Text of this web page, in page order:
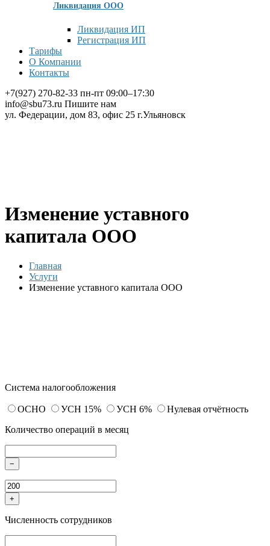
Ликвидация ООО
Ликвидация ИП
Регистрация ИП
Тарифы
О Компании
Контакты
+7(927) 270-82-33 пн-пт 09:00–17:30
info@sbu73.ru Пишите нам
ул. Федерации, дом 83, офис 25 г.Ульяновск
Изменение уставного
капитала ООО
Главная
Услуги
Изменение уставного капитала ООО
Система налогообложения
ОСНО УСН 15% УСН 6%
Нулевая отчётность
Количество операций в месяц
−
+
Численность сотрудников